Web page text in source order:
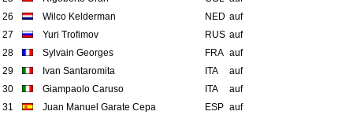
26
Wilco Kelderman NED auf
27
Yuri Trofimov RUS auf
28
Sylvain Georges FRA auf
29
Ivan Santaromita ITA
auf
30
Giampaolo Caruso ITA
auf
31
Juan Manuel Garate Cepa ESP auf